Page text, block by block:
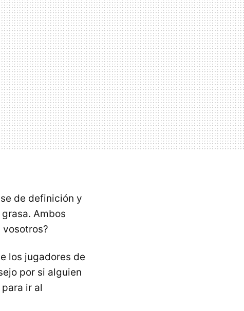
de definición y
Ambos
los jugadores de
por si alguien
ir al